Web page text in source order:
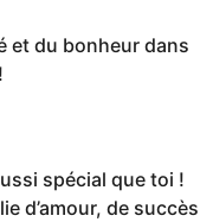
et du bonheur dans
spécial que toi !
d’amour, de succès